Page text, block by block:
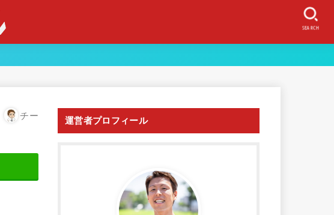
SEARCH
チー 運営者プロフィール